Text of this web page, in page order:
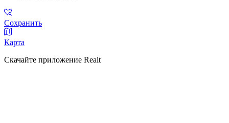
Сохранить
Карта
Скачайте приложение Realt